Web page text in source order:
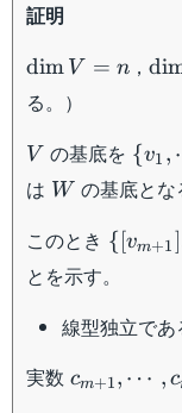
証明
\dim
V =
n
dim V = n ，
る。）
V
V の基底を \{
v_1,
, v_n
\}
{v1 ,
は W
W の基底とな
このとき \{
[v_n]
{[vm+1]
とを示す。
線型独立であ
実数 c_{m+1}
cm+1, ⋯ , c